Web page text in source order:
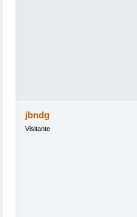
jbndg
Visitante